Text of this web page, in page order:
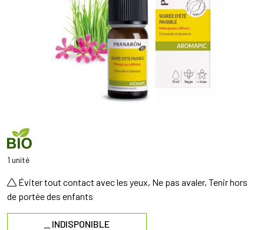
1 unité
Éviter tout contact avec les yeux, Ne pas avaler, Tenir hors
de portée des enfants
INDISPONIBLE